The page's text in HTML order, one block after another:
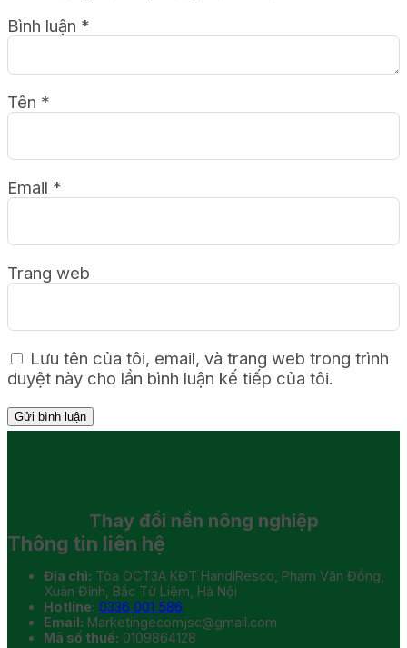
Bình luận *
Tên *
Email *
Trang web
Lưu tên của tôi, email, và trang web trong trình
duyệt này cho lần bình luận kế tiếp của tôi.
Thay đổi nền nông nghiệp
Thông tin liên hệ
Địa chỉ: Tòa OCT3A KĐT HandiResco, Phạm Văn Đồng,
Xuân Đỉnh, Bắc Từ Liêm, Hà Nội
Hotline: 0336 001 586
Email: Marketingecomjsc@gmail.com
Mã số thuế: 0109864128